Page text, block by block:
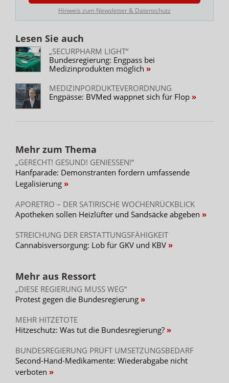
Hinweis zum Newsletter & Datenschutz
Lesen Sie auch
„SECURPHARM LIGHT“
Bundesregierung: Engpass bei
Medizinprodukten möglich
MEDIZINPORDUKTEVERORDNUNG
Engpässe: BVMed wappnet sich für Flop
Mehr zum Thema
„GERECHT! GESUND! GENIESSEN!“
Hanfparade: Demonstranten fordern umfassende
Legalisierung
APORETRO – DER SATIRISCHE WOCHENRÜCKBLICK
Apotheken sollen Heizlüfter und Sandsäcke abgeben
STREICHUNG DER ERSTATTUNGSFÄHIGKEIT
Cannabisversorgung: Lob für GKV und KBV
Mehr aus Ressort
„DIESE REGIERUNG MUSS WEG“
Protest gegen die Bundesregierung
MEHR HITZETOTE
Hitzeschutz: Was tut die Bundesregierung?
BUNDESREGIERUNG PRÜFT UMSETZUNGSBEDARF
Second-Hand-Medikamente: Wiederabgabe nicht
verboten